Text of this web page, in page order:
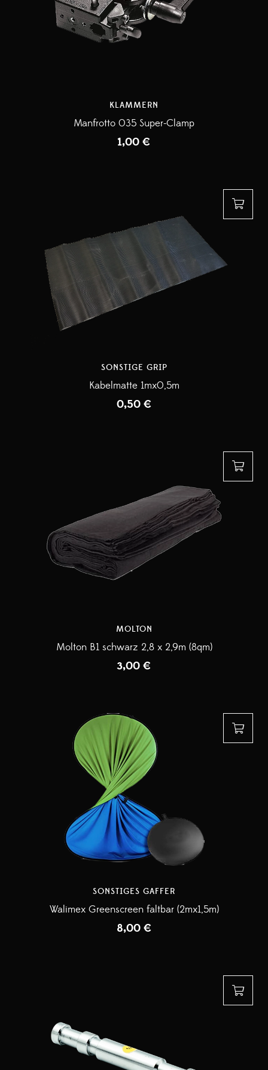
KLAMMERN
Manfrotto 035 Super-Clamp
1,00 €
SONSTIGE GRIP
Kabelmatte 1mx0,5m
0,50 €
MOLTON
Molton B1 schwarz 2,8 x 2,9m (8qm)
3,00 €
SONSTIGES GAFFER
Walimex Greenscreen faltbar (2mx1,5m)
8,00 €